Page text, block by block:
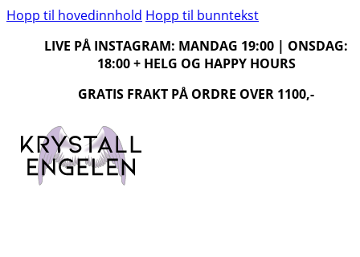
Hopp til hovedinnhold Hopp til bunntekst
LIVE PÅ INSTAGRAM: MANDAG 19:00 | ONSDAG:
18:00 + HELG OG HAPPY HOURS
GRATIS FRAKT PÅ ORDRE OVER 1100,-